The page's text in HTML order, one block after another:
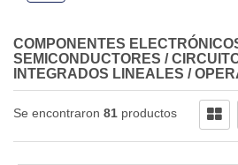
COMPONENTES
SEMICONDUCTORES /
INTEGRADOS LINEALES /
Se encontraron 81 productos